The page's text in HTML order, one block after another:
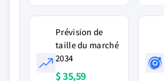
Prévision de
taille du marché
2034
$ 35,59